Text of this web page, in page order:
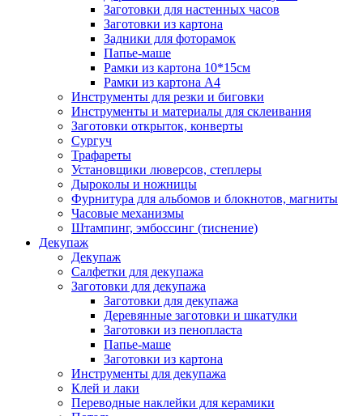
Заготовки для настенных часов
Заготовки из картона
Задники для фоторамок
Папье-маше
Рамки из картона 10*15см
Рамки из картона А4
Инструменты для резки и биговки
Инструменты и материалы для склеивания
Заготовки открыток, конверты
Сургуч
Трафареты
Установщики люверсов, степлеры
Дыроколы и ножницы
Фурнитура для альбомов и блокнотов, магниты
Часовые механизмы
Штампинг, эмбоссинг (тиснение)
Декупаж
Декупаж
Салфетки для декупажа
Заготовки для декупажа
Заготовки для декупажа
Деревянные заготовки и шкатулки
Заготовки из пенопласта
Папье-маше
Заготовки из картона
Инструменты для декупажа
Клей и лаки
Переводные наклейки для керамики